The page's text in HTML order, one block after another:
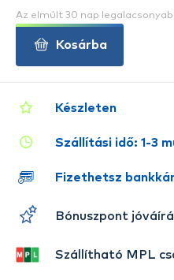
Készleten
Szállítási idő: 1-3
Fizethetsz
Bónuszpont
Szállítható MPL
Az elmúlt 30 nap
Kosárba